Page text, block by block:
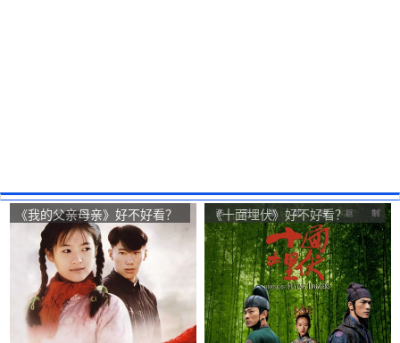
《我的父亲母亲》好不好看？
My Father and Mother观众点
评及剧本
《十面埋伏》好不好看？
House of Flying Daggers观众
点评及剧本